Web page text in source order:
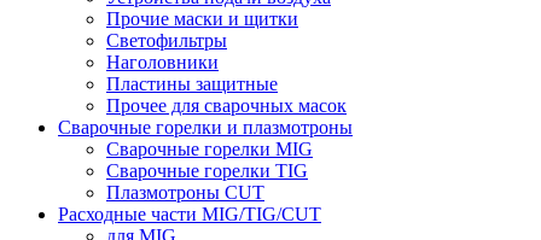
Прочие маски и щитки
Светофильтры
Наголовники
Пластины защитные
Прочее для сварочных масок
Сварочные горелки и плазмотроны
Сварочные горелки MIG
Сварочные горелки TIG
Плазмотроны CUT
Расходные части MIG/TIG/CUT